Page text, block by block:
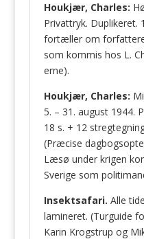
Houkjær, Charles:
Privattryk. Duplikeret.
fortæller om
som kommis hos L.
erne).
Houkjær, Charles:
5. – 31. august 1944.
18 s. + 12
(Præcise
Læsø under krigen
Sverige som
Insektsafari. Alle
lamineret. (Turguide
Karin Krogstrup og